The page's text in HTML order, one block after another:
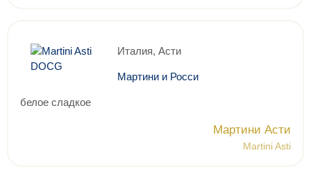
Италия, Асти
Мартини и Росси
белое сладкое
Мартини Асти
Martini Asti